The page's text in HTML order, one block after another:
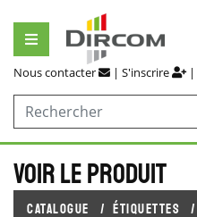
Nous contacter | S'inscrire |
Voir le produit
Catalogue Étiquettes